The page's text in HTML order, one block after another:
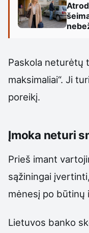
Paskola neturėtų
maksimaliai“. Ji
poreikį.
Įmoka neturi
Prieš imant
sąžiningai
mėnesį po būtinų
Lietuvos banko